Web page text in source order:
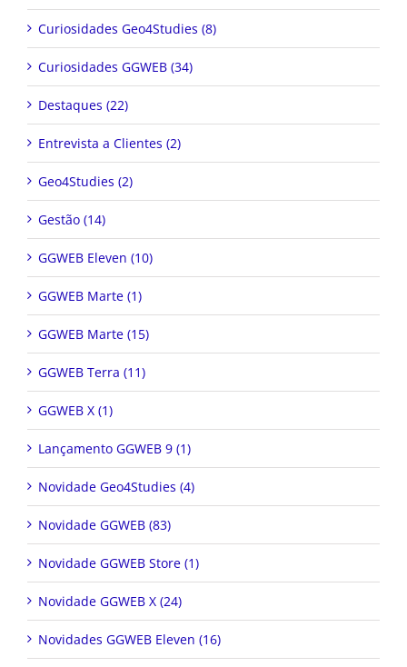
Curiosidades Geo4Studies (8)
Curiosidades GGWEB (34)
Destaques (22)
Entrevista a Clientes (2)
Geo4Studies (2)
Gestão (14)
GGWEB Eleven (10)
GGWEB Marte (1)
GGWEB Marte (15)
GGWEB Terra (11)
GGWEB X (1)
Lançamento GGWEB 9 (1)
Novidade Geo4Studies (4)
Novidade GGWEB (83)
Novidade GGWEB Store (1)
Novidade GGWEB X (24)
Novidades GGWEB Eleven (16)